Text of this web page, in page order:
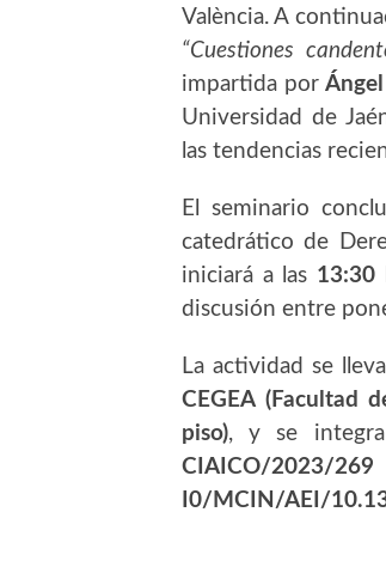
València. A
“Cuestiones
impartida por
Universidad de
las tendencias
El seminario
catedrático de
iniciará a las 13:30
discusión entre
La actividad se
CEGEA (Facultad
piso), y se integra
I0/MCIN/AEI/